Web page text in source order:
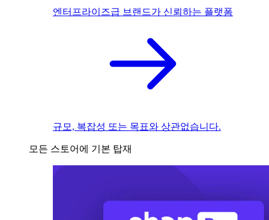
엔터프라이즈급 브랜드가 신뢰하는 플랫폼
규모, 복잡성 또는 목표와 상관없습니다.
모든 스토어에 기본 탑재